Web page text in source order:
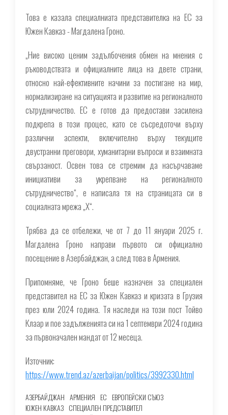
Това е казала специалниата представителка на ЕС за
Южен Кавказ - Магдалена Гроно.
„Ние високо ценим задълбочения обмен на мнения с
ръководствата и официалните лица на двете страни,
относно най-ефективните начини за постигане на мир,
нормализиране на ситуацията и развитие на регионалното
сътрудничество. ЕС е готов да предостави засилена
подкрепа в този процес, като се съсредоточи върху
различни аспекти, включително върху текущите
двустранни преговори, хуманитарни въпроси и взаимната
свързаност. Освен това се стремим да насърчаваме
инициативи за укрепване на регионалното
сътрудничество“, е написала тя на страницата си в
социалната мрежа „X“.
Трябва да се отбележи, че от 7 до 11 януари 2025 г.
Магдалена Гроно направи първото си официално
посещение в Азербайджан, а след това в Армения.
Припомняме, че Гроно беше назначен за специален
представител на ЕС за Южен Кавказ и кризата в Грузия
през юли 2024 година. Тя наследи на този пост Тойво
Клаар и пое задълженията си на 1 септември 2024 година
за първоначален мандат от 12 месеца.
Източник:
https://www.trend.az/azerbaijan/politics/3992330.html
АЗЕРБАЙДЖАН АРМЕНИЯ ЕС ЕВРОПЕЙСКИ СЪЮЗ
ЮЖЕН КАВКАЗ СПЕЦИАЛЕН ПРЕДСТАВИТЕЛ